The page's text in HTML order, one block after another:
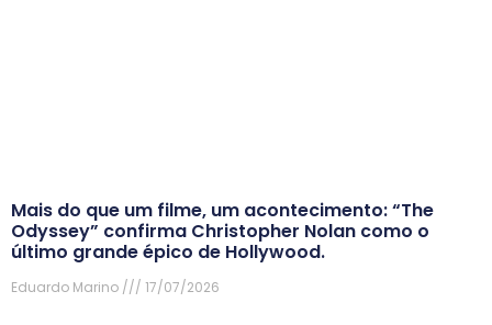
Mais do que um filme, um acontecimento: “The
Odyssey” confirma Christopher Nolan como o
último grande épico de Hollywood.
Eduardo Marino 17/07/2026